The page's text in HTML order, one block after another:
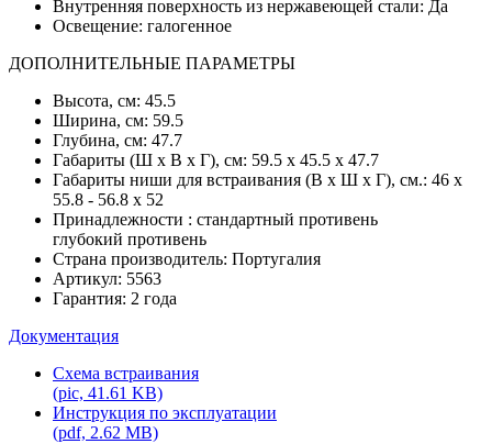
Внутренняя поверхность из нержавеющей стали: Да
Освещение: галогенное
ДОПОЛНИТЕЛЬНЫЕ ПАРАМЕТРЫ
Высота, см: 45.5
Ширина, см: 59.5
Глубина, см: 47.7
Габариты (Ш х В х Г), см: 59.5 х 45.5 х 47.7
Габариты ниши для встраивания (В х Ш х Г), см.: 46 х
55.8 - 56.8 х 52
Принадлежности : стандартный противень
глубокий противень
Страна производитель: Португалия
Артикул: 5563
Гарантия: 2 года
Документация
Схема встраивания
(pic, 41.61 KB)
Инструкция по эксплуатации
(pdf, 2.62 MB)